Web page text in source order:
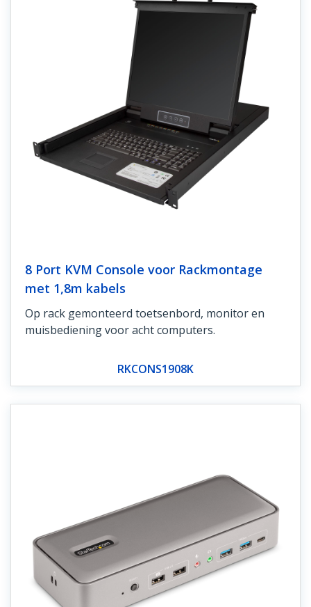
8 Port KVM Console voor Rackmontage
met 1,8m kabels
Op rack gemonteerd toetsenbord, monitor en
muisbediening voor acht computers.
RKCONS1908K